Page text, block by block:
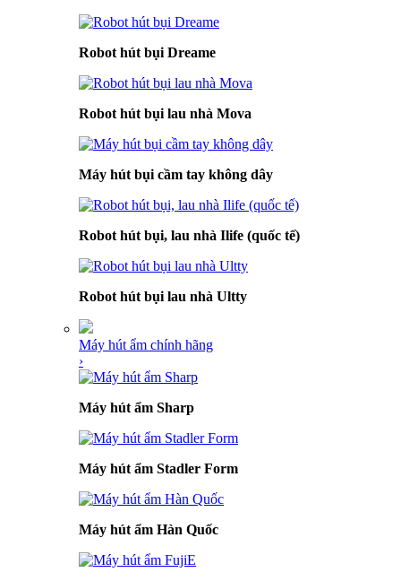
Robot hút bụi Dreame
Robot hút bụi lau nhà Mova
Máy hút bụi cầm tay không dây
Robot hút bụi, lau nhà Ilife (quốc tế)
Robot hút bụi lau nhà Ultty
Máy hút ẩm chính hãng
›
Máy hút ẩm Sharp
Máy hút ẩm Stadler Form
Máy hút ẩm Hàn Quốc